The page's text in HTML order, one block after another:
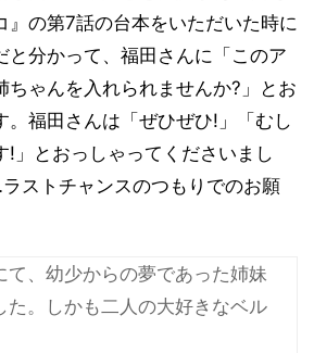
』の第7話の台本をいただいた時に
と分かって、福田さんに「このア
ちゃんを入れられませんか?」とお
。福田さんは「ぜひぜひ!」「むし
!」とおっしゃってくださいまし
ストチャンスのつもりでのお願
て、幼少からの夢であった姉妹
た。しかも二人の大好きなベル